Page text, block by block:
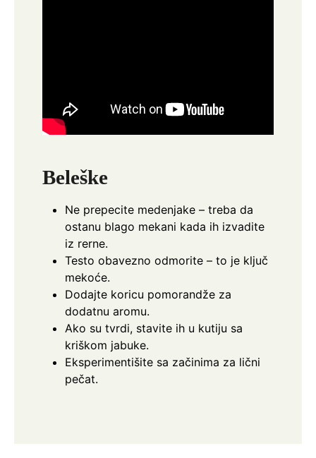
Beleške
Ne prepecite medenjake – treba da
ostanu blago mekani kada ih izvadite
iz rerne.
Testo obavezno odmorite – to je ključ
mekoće.
Dodajte koricu pomorandže za
dodatnu aromu.
Ako su tvrdi, stavite ih u kutiju sa
kriškom jabuke.
Eksperimentišite sa začinima za lični
pečat.